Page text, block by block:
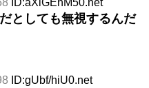
としても無視するんだ
ID:gUbf/hiU0.net